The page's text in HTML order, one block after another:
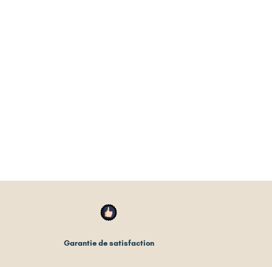
Garantie de satisfaction